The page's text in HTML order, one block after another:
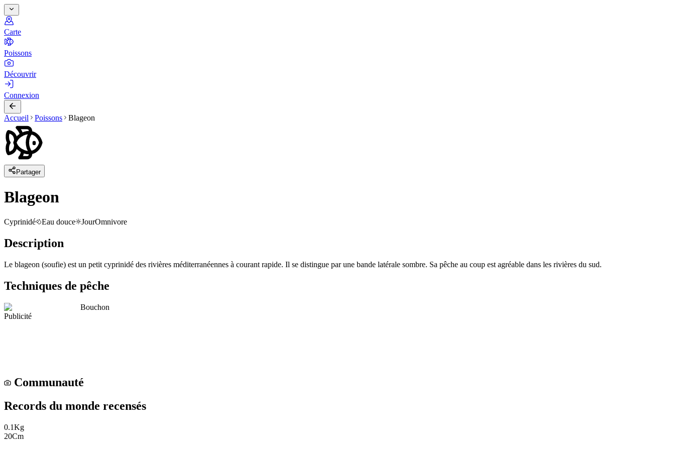
Carte
Poissons
Découvrir
Connexion
Accueil Poissons Blageon
Partager
Blageon
Cyprinidé Eau douce JourOmnivore
Description
Le blageon (soufie) est un petit cyprinidé des rivières méditerranéennes à courant rapide. Il se distingue par une bande latérale sombre. Sa pêche au coup est agréable dans les rivières du sud.
Techniques de pêche
Bouchon
Publicité
Communauté
Records du monde recensés
0.1Kg
20Cm